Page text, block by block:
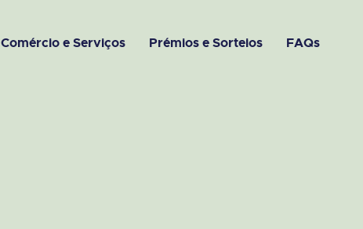
Comércio e Serviços Prémios e Sorteios FAQs